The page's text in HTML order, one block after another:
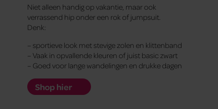
Niet alleen handig op vakantie, maar ook
verrassend hip onder een rok of jumpsuit.
Denk:
– sportieve look met stevige zolen en klittenband
– Vaak in opvallende kleuren of juist basic zwart
– Goed voor lange wandelingen en drukke dagen
Shop hier